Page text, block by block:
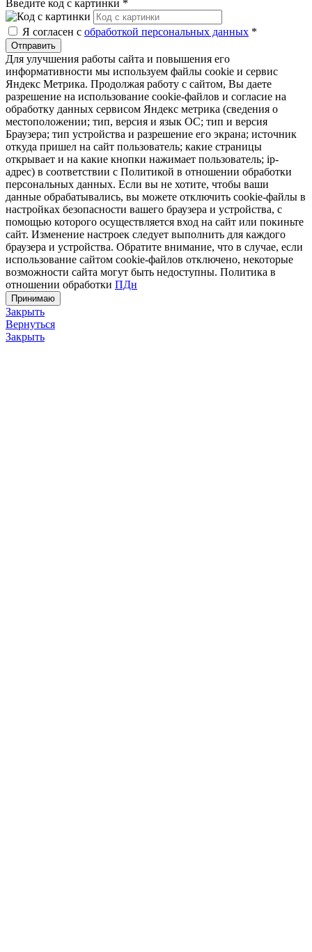
Введите код с картинки *
Я согласен с обработкой персональных данных *
Отправить
Для улучшения работы сайта и повышения его
информативности мы используем файлы cookie и сервис
Яндекс Метрика. Продолжая работу с сайтом, Вы даете
разрешение на использование cookie-файлов и согласие на
обработку данных сервисом Яндекс метрика (сведения о
местоположении; тип, версия и язык ОС; тип и версия
Браузера; тип устройства и разрешение его экрана; источник
откуда пришел на сайт пользователь; какие страницы
открывает и на какие кнопки нажимает пользователь; ip-
адрес) в соответствии с Политикой в отношении обработки
персональных данных. Если вы не хотите, чтобы ваши
данные обрабатывались, вы можете отключить cookie-файлы в
настройках безопасности вашего браузера и устройства, с
помощью которого осуществляется вход на сайт или покиньте
сайт. Изменение настроек следует выполнить для каждого
браузера и устройства. Обратите внимание, что в случае, если
использование сайтом cookie-файлов отключено, некоторые
возможности сайта могут быть недоступны. Политика в
отношении обработки ПДн
Принимаю
Закрыть
Вернуться
Закрыть